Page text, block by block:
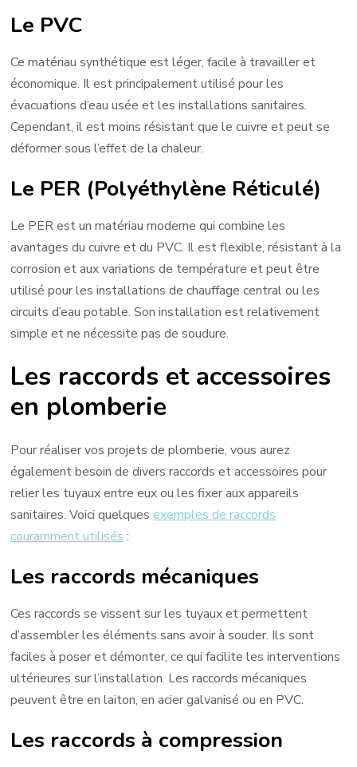
Le PVC
Ce matériau synthétique est léger, facile à travailler et
économique. Il est principalement utilisé pour les
évacuations d’eau usée et les installations sanitaires.
Cependant, il est moins résistant que le cuivre et peut se
déformer sous l’effet de la chaleur.
Le PER (Polyéthylène Réticulé)
Le PER est un matériau moderne qui combine les
avantages du cuivre et du PVC. Il est flexible, résistant à la
corrosion et aux variations de température et peut être
utilisé pour les installations de chauffage central ou les
circuits d’eau potable. Son installation est relativement
simple et ne nécessite pas de soudure.
Les raccords et accessoires
en plomberie
Pour réaliser vos projets de plomberie, vous aurez
également besoin de divers raccords et accessoires pour
relier les tuyaux entre eux ou les fixer aux appareils
sanitaires. Voici quelques exemples de raccords
couramment utilisés :
Les raccords mécaniques
Ces raccords se vissent sur les tuyaux et permettent
d’assembler les éléments sans avoir à souder. Ils sont
faciles à poser et démonter, ce qui facilite les interventions
ultérieures sur l’installation. Les raccords mécaniques
peuvent être en laiton, en acier galvanisé ou en PVC.
Les raccords à compression